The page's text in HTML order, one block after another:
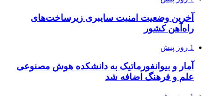
آخرین وضعیت امنیت سایبری زیرساخت‌های
راه‌آهن کشور
1 روز پیش
آمار و بیوانفورماتیک به دانشکده هوش مصنوعی
علم و فرهنگ اضافه شد